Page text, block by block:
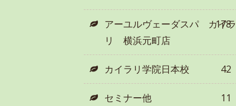
アーユルヴェーダスパ カイラ
リ 横浜元町店
178
カイラリ学院日本校 42
セミナー他 11